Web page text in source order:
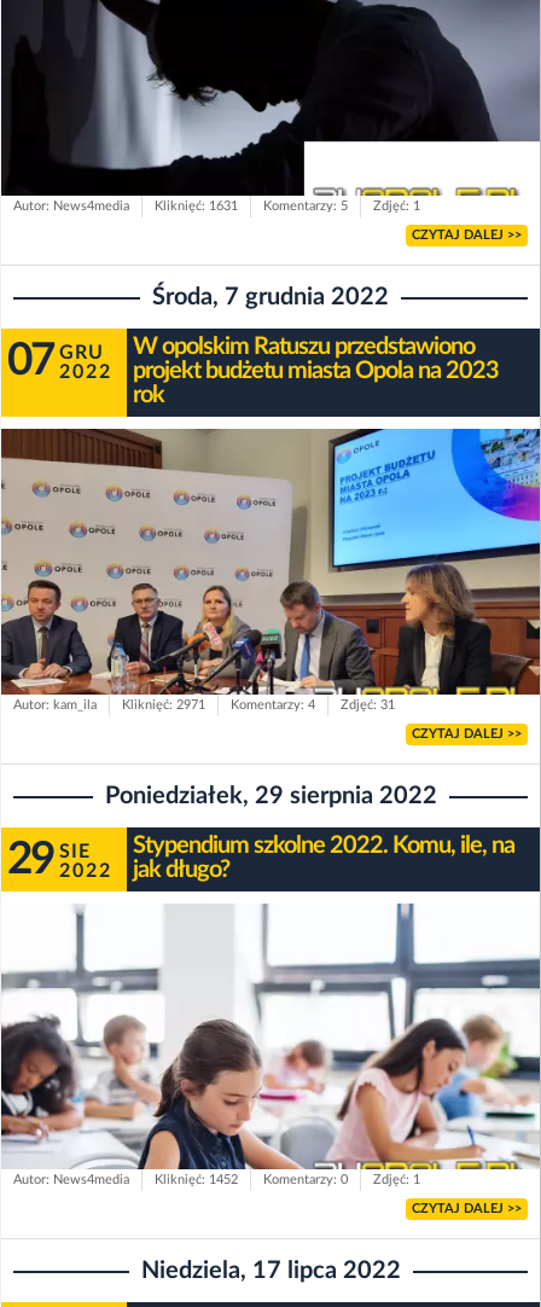
Autor: News4media Kliknięć: 1631 Komentarzy: 5 Zdjęć: 1
CZYTAJ DALEJ >>
Środa, 7 grudnia 2022
07 GRU
2022
W opolskim Ratuszu przedstawiono
projekt budżetu miasta Opola na 2023
rok
Autor: kam_ila Kliknięć: 2971 Komentarzy: 4 Zdjęć: 31
CZYTAJ DALEJ >>
Poniedziałek, 29 sierpnia 2022
29 SIE
2022
Stypendium szkolne 2022. Komu, ile, na
jak długo?
Autor: News4media Kliknięć: 1452 Komentarzy: 0 Zdjęć: 1
CZYTAJ DALEJ >>
Niedziela, 17 lipca 2022